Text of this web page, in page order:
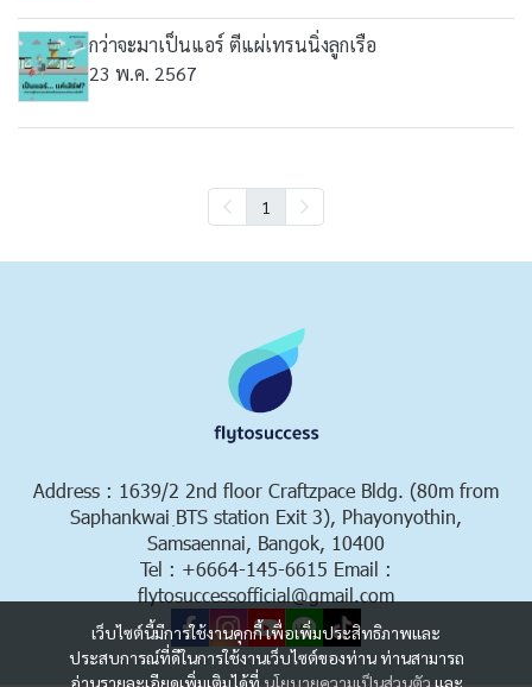
กว่าจะมาเป็นแอร์ ตีแผ่เทรนนิ่งลูกเรือ
23 พ.ค. 2567
1
เว็บไซต์นี้มีการใช้งานคุกกี้ เพื่อเพิ่มประสิทธิภาพและ
ประสบการณ์ที่ดีในการใช้งานเว็บไซต์ของท่าน ท่านสามารถ
อ่านรายละเอียดเพิ่มเติมได้ที่ นโยบายความเป็นส่วนตัว และ
Address : 1639/2 2nd floor Craftzpace Bldg. (80m from
Saphankwai ฺBTS station Exit 3), Phayonyothin,
Samsaennai, Bangok, 10400
Tel : +6664-145-6615 Email :
flytosuccessofficial@gmail.com